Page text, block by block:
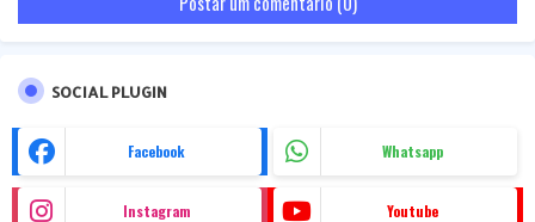
SOCIAL PLUGIN
Facebook Whatsapp
Instagram Youtube